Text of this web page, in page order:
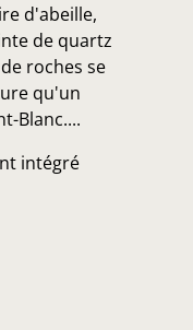
d'abeille,
de quartz
roches se
qu'un
Blanc....
intégré